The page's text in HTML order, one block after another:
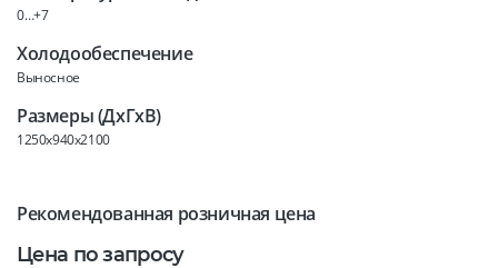
0…+7
Холодообеспечение
Выносное
Размеры (ДхГхВ)
1250x940x2100
Рекомендованная розничная цена
Цена по запросу